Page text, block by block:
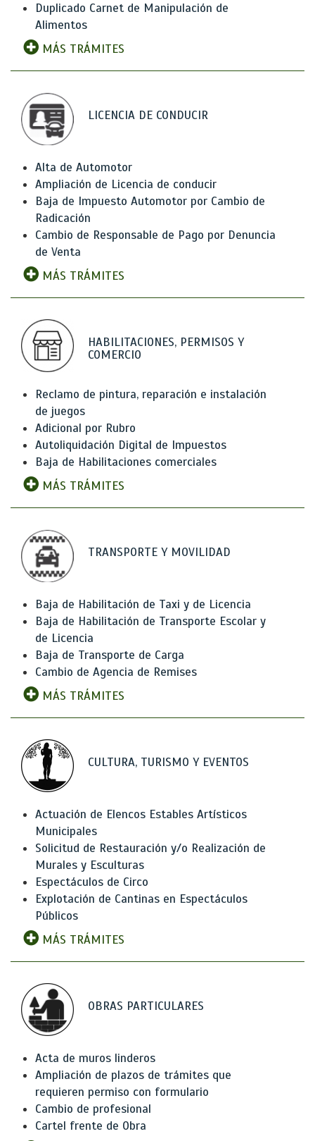
Duplicado Carnet de Manipulación de
Alimentos
MÁS TRÁMITES
LICENCIA DE CONDUCIR
Alta de Automotor
Ampliación de Licencia de conducir
Baja de Impuesto Automotor por Cambio de
Radicación
Cambio de Responsable de Pago por Denuncia
de Venta
MÁS TRÁMITES
HABILITACIONES, PERMISOS Y
COMERCIO
Reclamo de pintura, reparación e instalación
de juegos
Adicional por Rubro
Autoliquidación Digital de Impuestos
Baja de Habilitaciones comerciales
MÁS TRÁMITES
TRANSPORTE Y MOVILIDAD
Baja de Habilitación de Taxi y de Licencia
Baja de Habilitación de Transporte Escolar y
de Licencia
Baja de Transporte de Carga
Cambio de Agencia de Remises
MÁS TRÁMITES
CULTURA, TURISMO Y EVENTOS
Actuación de Elencos Estables Artísticos
Municipales
Solicitud de Restauración y/o Realización de
Murales y Esculturas
Espectáculos de Circo
Explotación de Cantinas en Espectáculos
Públicos
MÁS TRÁMITES
OBRAS PARTICULARES
Acta de muros linderos
Ampliación de plazos de trámites que
requieren permiso con formulario
Cambio de profesional
Cartel frente de Obra